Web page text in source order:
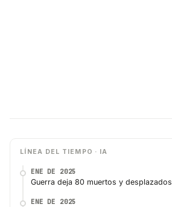
LÍNEA DEL TIEMPO · IA
ENE DE 2025
Guerra deja 80 muertos y desplazados
ENE DE 2025